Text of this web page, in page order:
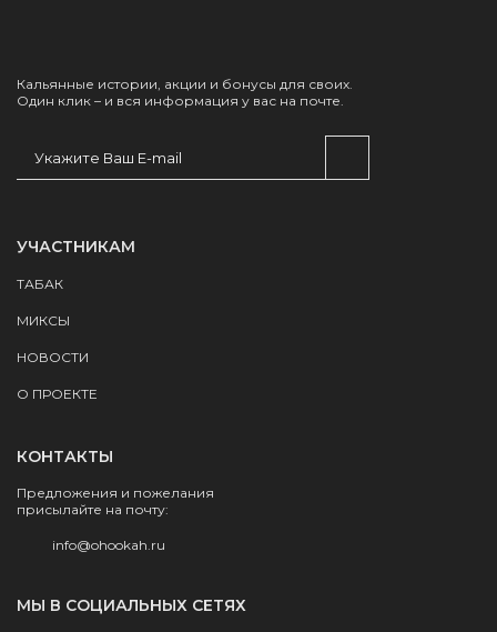
Кальянные истории, акции и бонусы для своих.
Один клик – и вся информация у вас на почте.
УЧАСТНИКАМ
ТАБАК
МИКСЫ
НОВОСТИ
О ПРОЕКТЕ
КОНТАКТЫ
Предложения и пожелания
присылайте на почту:
info@ohookah.ru
МЫ В СОЦИАЛЬНЫХ СЕТЯХ